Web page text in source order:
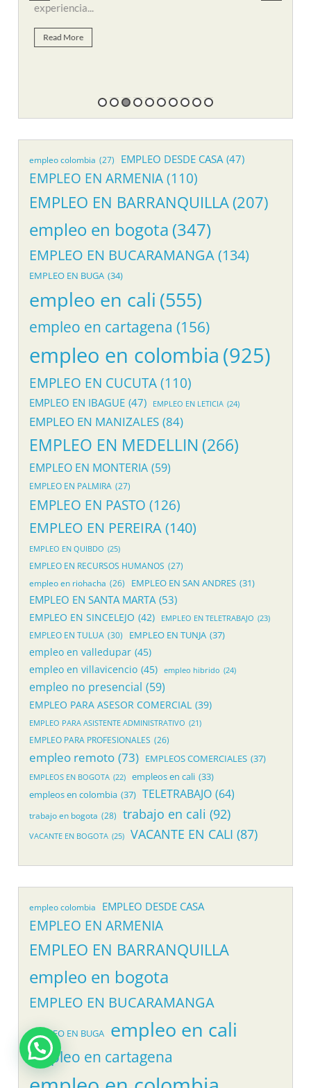
empleo...
Read More
empleo colombia (27) EMPLEO DESDE CASA (47)
EMPLEO EN ARMENIA (110)
EMPLEO EN BARRANQUILLA(207)
empleo en bogota (347)
EMPLEO EN BUCARAMANGA(134)
EMPLEO EN BUGA (34)
empleo en cali (555)
empleo en cartagena (156)
empleo en colombia (925)
EMPLEO EN CUCUTA (110)
EMPLEO EN IBAGUE (47) EMPLEO EN LETICIA (24)
EMPLEO EN MANIZALES (84)
EMPLEO EN MEDELLIN (266)
EMPLEO EN MONTERIA (59)
EMPLEO EN PALMIRA (27)
EMPLEO EN PASTO (126)
EMPLEO EN PEREIRA(140)
EMPLEO EN QUIBDO (25)
EMPLEO EN RECURSOS HUMANOS (27)
empleo en riohacha (26) EMPLEO EN SAN ANDRES (31)
EMPLEO EN SANTA MARTA (53)
EMPLEO EN SINCELEJO (42) EMPLEO EN TELETRABAJO (23)
EMPLEO EN TULUA (30) EMPLEO EN TUNJA (37)
empleo en valledupar (45)
empleo en villavicencio (45) empleo hibrido (24)
empleo no presencial (59)
EMPLEO PARA ASESOR COMERCIAL (39)
EMPLEO PARA ASISTENTE ADMINISTRATIVO (21)
EMPLEO PARA PROFESIONALES (26)
empleo remoto (73) EMPLEOS COMERCIALES (37)
EMPLEOS EN BOGOTA (22) empleos en cali (33)
empleos en colombia (37) TELETRABAJO (64)
trabajo en bogota (28) trabajo en cali (92)
VACANTE EN BOGOTA (25) VACANTE EN CALI (87)
empleo colombia EMPLEO DESDE CASA
EMPLEO EN ARMENIA
EMPLEO EN BARRANQUILLA
empleo en bogota
EMPLEO EN BUCARAMANGA
EMPLEO EN BUGA empleo en cali
empleo en cartagena